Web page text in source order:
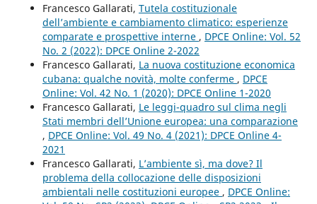
Francesco Gallarati, Tutela costituzionale
dell’ambiente e cambiamento climatico: esperienze
comparate e prospettive interne , DPCE Online: Vol. 52
No. 2 (2022): DPCE Online 2-2022
Francesco Gallarati, La nuova costituzione economica
cubana: qualche novità, molte conferme , DPCE
Online: Vol. 42 No. 1 (2020): DPCE Online 1-2020
Francesco Gallarati, Le leggi-quadro sul clima negli
Stati membri dell’Unione europea: una comparazione
, DPCE Online: Vol. 49 No. 4 (2021): DPCE Online 4-
2021
Francesco Gallarati, L’ambiente sì, ma dove? Il
problema della collocazione delle disposizioni
ambientali nelle costituzioni europee , DPCE Online: